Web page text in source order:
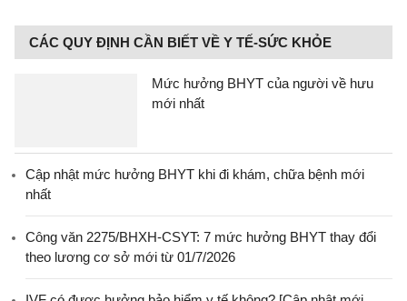
CÁC QUY ĐỊNH CẦN BIẾT VỀ Y TẾ-SỨC KHỎE
Mức hưởng BHYT của người về hưu
mới nhất
Cập nhật mức hưởng BHYT khi đi khám, chữa bệnh mới
nhất
Công văn 2275/BHXH-CSYT: 7 mức hưởng BHYT thay đổi
theo lương cơ sở mới từ 01/7/2026